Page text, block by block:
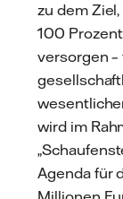
zu dem
100
versorgen
wird im
Agenda für